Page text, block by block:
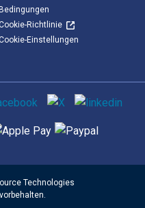
Richtlinie
Einstellungen
Technologies